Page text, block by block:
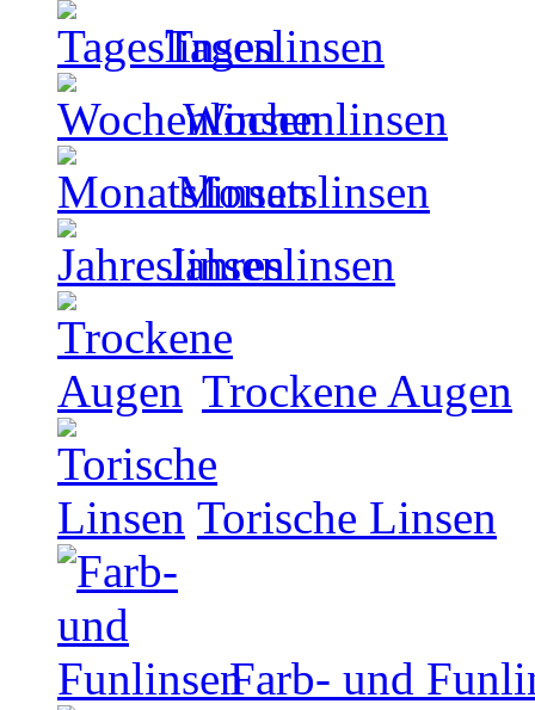
Tageslinsen
Wochenlinsen
Monatslinsen
Jahreslinsen
Trockene Augen
Torische Linsen
Farb- und